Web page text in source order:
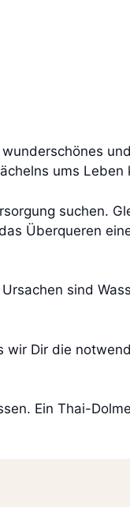
ums Leben
suchen.
Überqueren
sind
wir Dir die
Ein Thai-